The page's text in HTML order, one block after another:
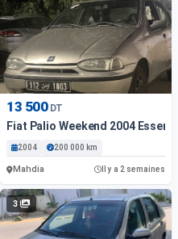
13 500 DT
Fiat Palio Weekend 2004
2004 200 000 km
Mahdia Il y a 2 semaines
3